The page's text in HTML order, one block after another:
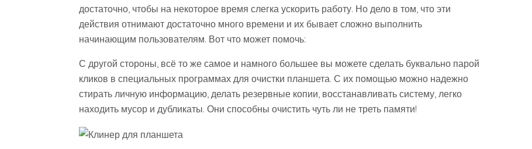
достаточно, чтобы на некоторое время слегка ускорить работу. Но дело в том, что эти
действия отнимают достаточно много времени и их бывает сложно выполнить
начинающим пользователям. Вот что может помочь:
С другой стороны, всё то же самое и намного большее вы можете сделать буквально парой
кликов в специальных программах для очистки планшета. С их помощью можно надежно
стирать личную информацию, делать резервные копии, восстанавливать систему, легко
находить мусор и дубликаты. Они способны очистить чуть ли не треть памяти!